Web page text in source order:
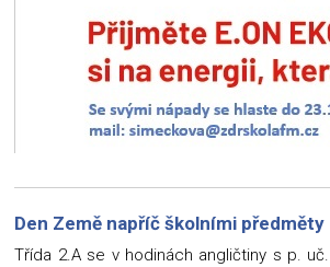
Den Země napříč školními předměty
Třída 2.A se v hodinách angličtiny s p.